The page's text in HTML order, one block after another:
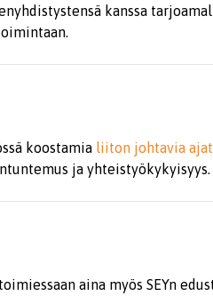
kanssa
koostamia liiton johtavia
ja yhteistyökykyisyys.
aina myös SEYn